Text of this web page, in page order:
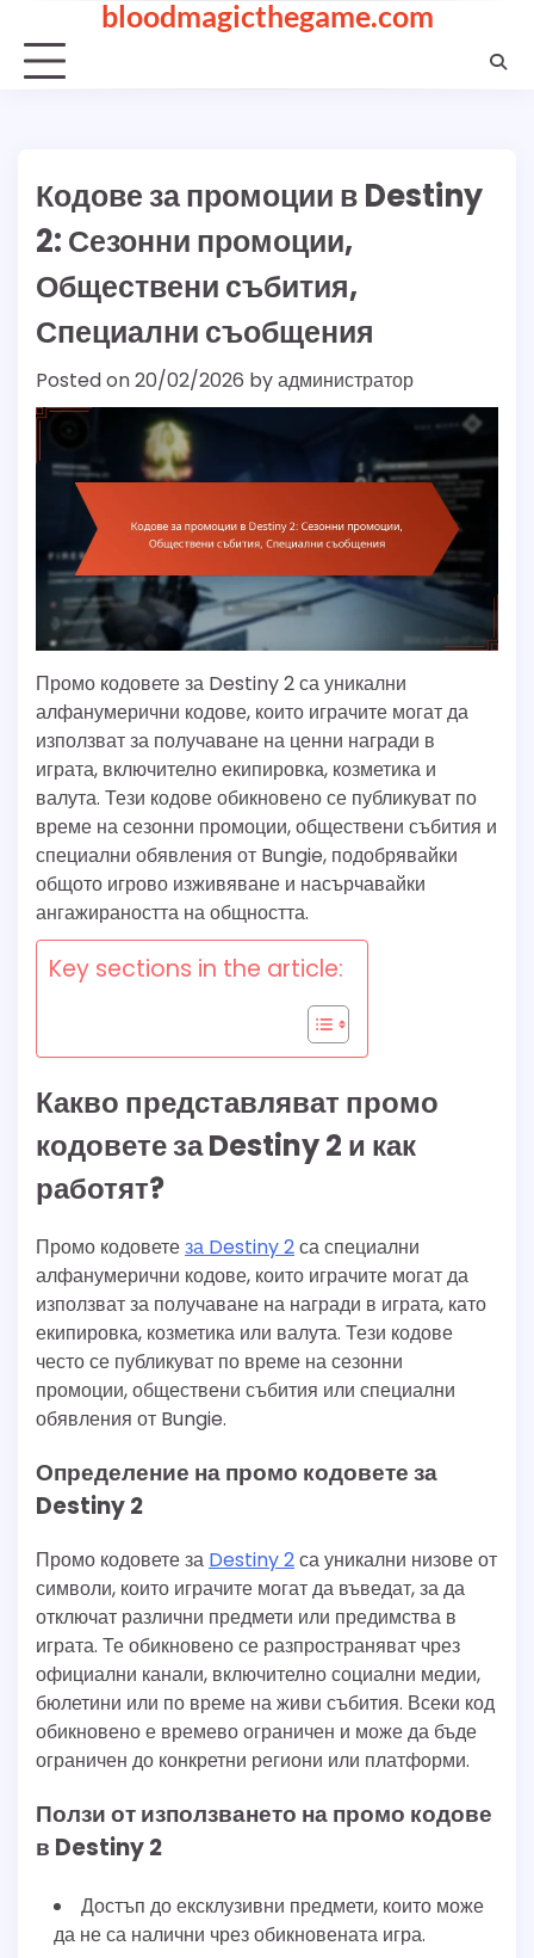
content
bloodmagicthegame.com
Кодове за промоции в Destiny
2: Сезонни промоции,
Обществени събития,
Специални съобщения
Posted on20/02/2026 byадминистратор
Промо кодовете за Destiny 2 са уникални
алфанумерични кодове, които играчите могат да
използват за получаване на ценни награди в
играта, включително екипировка, козметика и
валута. Тези кодове обикновено се публикуват по
време на сезонни промоции, обществени събития и
специални обявления от Bungie, подобрявайки
общото игрово изживяване и насърчавайки
ангажираността на общността.
Key sections in the article:
Какво представляват промо
кодовете за Destiny 2 и как
работят?
Промо кодоветеза Destiny 2са специални
алфанумерични кодове, които играчите могат да
използват за получаване на награди в играта, като
екипировка, козметика или валута. Тези кодове
често се публикуват по време на сезонни
промоции, обществени събития или специални
обявления от Bungie.
Определение на промо кодовете за
Destiny 2
Промо кодовете за Destiny 2са уникални низове от
символи, които играчите могат да въведат, за да
отключат различни предмети или предимства в
играта. Те обикновено се разпространяват чрез
официални канали, включително социални медии,
бюлетини или по време на живи събития. Всеки код
обикновено е времево ограничен и може да бъде
ограничен до конкретни региони или платформи.
Ползи от използването на промо кодове
в Destiny 2
Достъп до ексклузивни предмети, които може
да не са налични чрез обикновената игра.